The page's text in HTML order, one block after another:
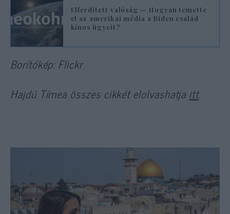
Elferdített valóság — Hogyan temette
el az amerikai média a Biden család
kínos ügyeit?
Borítókép: Flickr
Hajdú Tímea összes cikkét elolvashatja itt.